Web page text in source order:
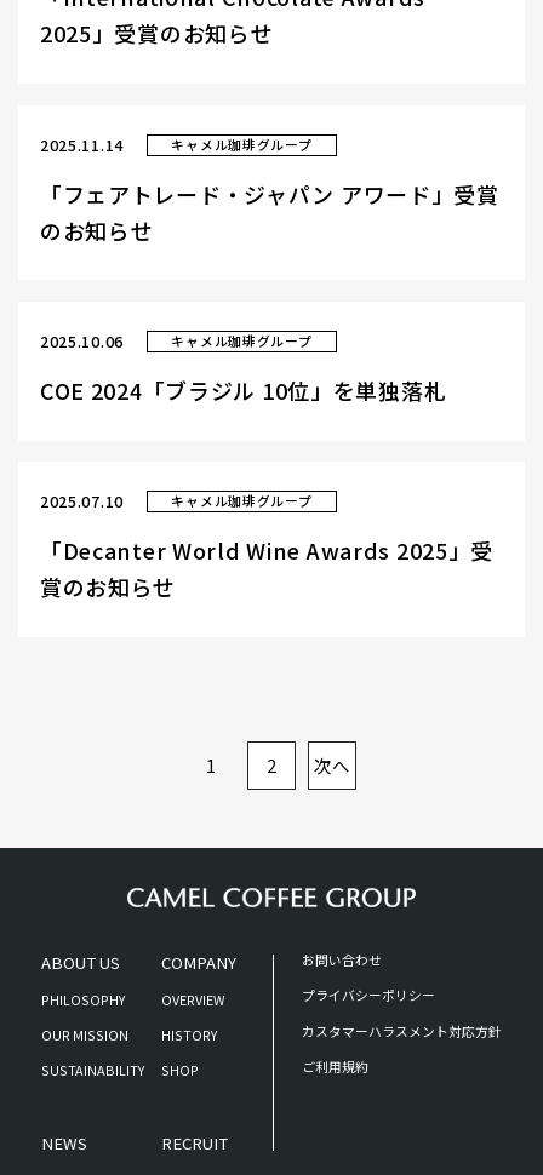
2025」受賞のお知らせ
2025.11.14 キャメル珈琲グループ
「フェアトレード・ジャパン アワード」受賞
のお知らせ
2025.10.06 キャメル珈琲グループ
COE 2024「ブラジル 10位」を単独落札
2025.07.10 キャメル珈琲グループ
「Decanter World Wine Awards 2025」受
賞のお知らせ
1 2 次へ
ABOUT US
PHILOSOPHY
OUR MISSION
SUSTAINABILITY
COMPANY
OVERVIEW
HISTORY
SHOP
NEWS RECRUIT
お問い合わせ
プライバシーポリシー
カスタマーハラスメント対応方針
ご利用規約